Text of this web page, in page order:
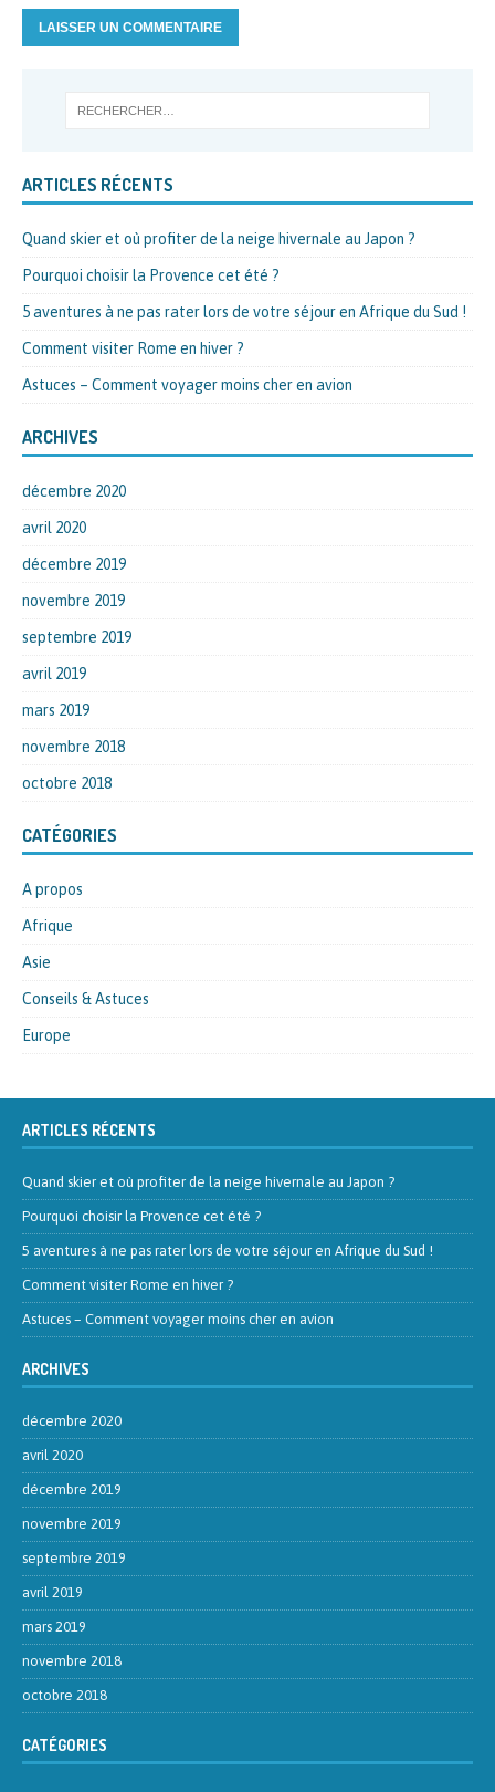
ARTICLES RÉCENTS
Quand skier et où profiter de la neige hivernale au Japon ?
Pourquoi choisir la Provence cet été ?
5 aventures à ne pas rater lors de votre séjour en Afrique du Sud !
Comment visiter Rome en hiver ?
Astuces – Comment voyager moins cher en avion
ARCHIVES
décembre 2020
avril 2020
décembre 2019
novembre 2019
septembre 2019
avril 2019
mars 2019
novembre 2018
octobre 2018
CATÉGORIES
A propos
Afrique
Asie
Conseils & Astuces
Europe
ARTICLES RÉCENTS
Quand skier et où profiter de la neige hivernale au Japon ?
Pourquoi choisir la Provence cet été ?
5 aventures à ne pas rater lors de votre séjour en Afrique du Sud !
Comment visiter Rome en hiver ?
Astuces – Comment voyager moins cher en avion
ARCHIVES
décembre 2020
avril 2020
décembre 2019
novembre 2019
septembre 2019
avril 2019
mars 2019
novembre 2018
octobre 2018
CATÉGORIES